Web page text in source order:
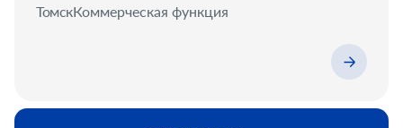
ТомскКоммерческая функция